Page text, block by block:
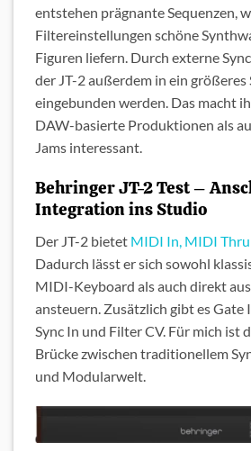
entstehen prägnante Sequenzen,
Filtereinstellungen schöne
Figuren liefern. Durch externe
der JT-2 außerdem in ein größeres
eingebunden werden. Das macht
DAW-basierte Produktionen als
Jams interessant.
Behringer JT-2 Test –
Integration ins Studio
Der JT-2 bietet MIDI In, MIDI
Dadurch lässt er sich sowohl
MIDI-Keyboard als auch direkt
ansteuern. Zusätzlich gibt es Gate
Sync In und Filter CV. Für mich ist
Brücke zwischen traditionellem
und Modularwelt.